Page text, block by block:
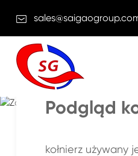
PRODUKT
Podgląd
kołnierz